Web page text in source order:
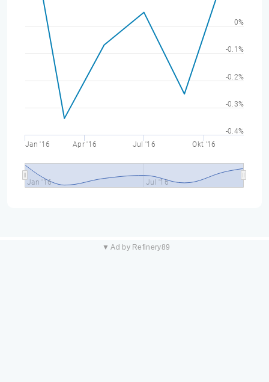
Jan '16 Apr '16 Jul '16 Okt '16
Jan '16 Jul '16
-0.4%
-0.3%
-0.2%
-0.1%
0%
▼ Ad by Refinery89